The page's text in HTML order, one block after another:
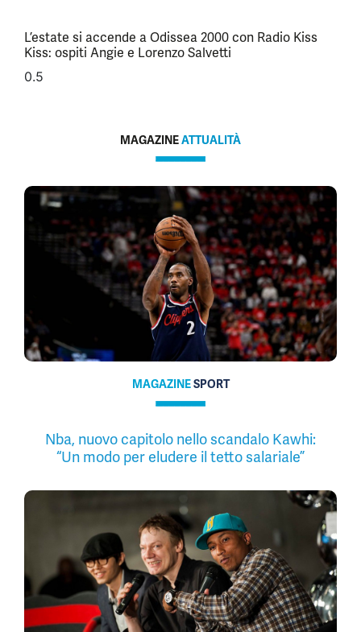
L’estate si accende a Odissea 2000 con Radio Kiss
Kiss: ospiti Angie e Lorenzo Salvetti
MAGAZINEATTUALITÀ
MAGAZINESPORT
Nba, nuovo capitolo nello scandalo Kawhi:
“Un modo per eludere il tetto salariale”